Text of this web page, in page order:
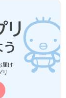
届け